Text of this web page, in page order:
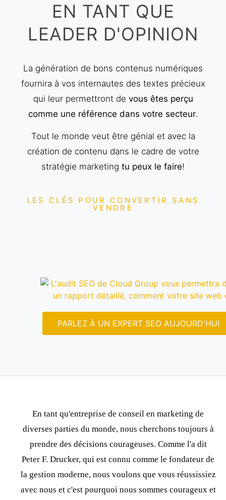
EN TANT QUE
LEADER D'OPINION
La génération de bons contenus numériques
fournira à vos internautes des textes précieux
qui leur permettront de vous êtes perçu
comme une référence dans votre secteur.
Tout le monde veut être génial et avec la
création de contenu dans le cadre de votre
stratégie marketing tu peux le faire!
LES CLÉS POUR CONVERTIR SANS
VENDRE
PARLEZ À UN EXPERT SEO AUJOURD'HUI
En tant qu'entreprise de conseil en marketing de
diverses parties du monde, nous cherchons toujours à
prendre des décisions courageuses. Comme l'a dit
Peter F. Drucker, qui est connu comme le fondateur de
la gestion moderne, nous voulons que vous réussissiez
avec nous et c'est pourquoi nous sommes courageux et